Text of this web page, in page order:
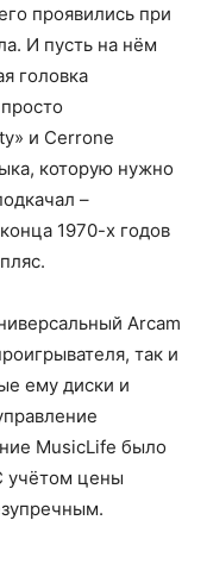
проявились при
И пусть на нём
головка
и Cerrone
которую нужно
–
1970-х годов
Arcam
так и
ему диски и
MusicLife было
учётом цены